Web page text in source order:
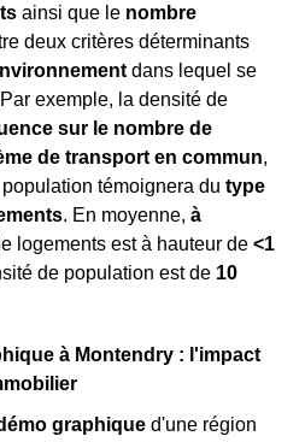
ainsi que le nombre
deux critères déterminants
dans lequel se
exemple, la densité de
sur le nombre de
de transport en commun,
témoignera du type
. En moyenne, à
logements est à hauteur de <1
de population est de 10
à Montendry : l'impact
graphique d'une région